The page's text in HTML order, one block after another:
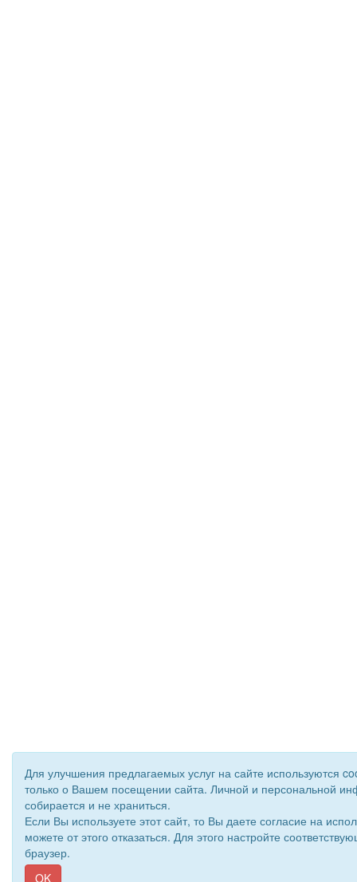
Для улучшения предлагаемых услуг на сайте используются
только о Вашем посещении сайта. Личной и персональной
собирается и не храниться.
Если Вы используете этот сайт, то Вы даете согласие на
можете от этого отказаться. Для этого настройте
браузер.
OK